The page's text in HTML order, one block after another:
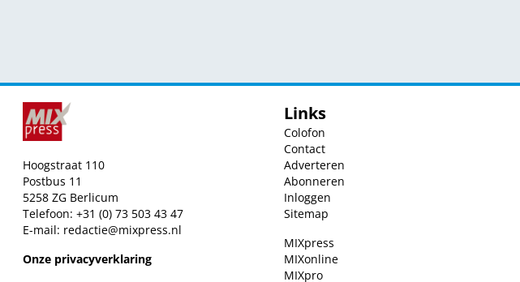
Hoogstraat 110
Postbus 11
5258 ZG Berlicum
Telefoon: +31 (0) 73 503 43 47
E-mail: redactie@mixpress.nl
Onze privacyverklaring
Links
Colofon
Contact
Adverteren
Abonneren
Inloggen
Sitemap
MIXpress
MIXonline
MIXpro